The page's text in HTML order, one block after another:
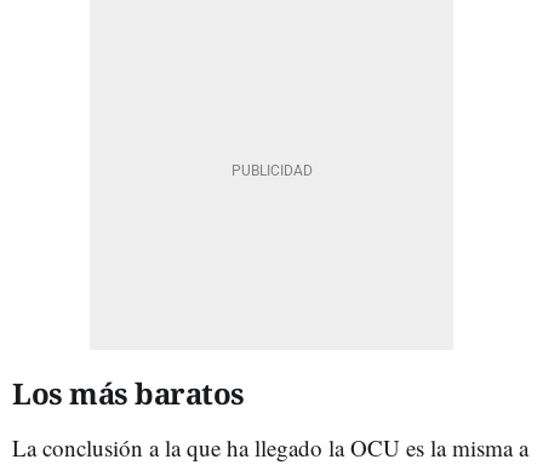
Los más baratos
La conclusión a la que ha llegado la OCU es la misma a